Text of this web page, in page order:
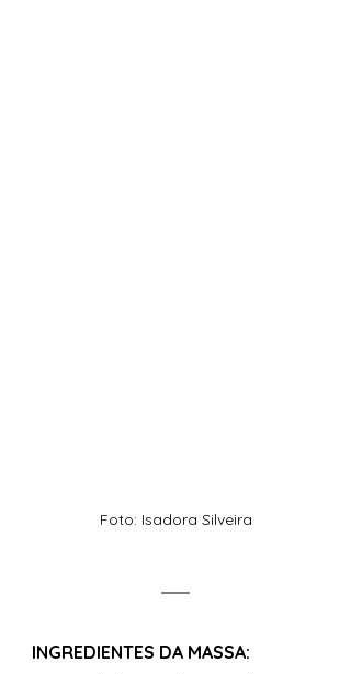
Foto: Isadora Silveira
INGREDIENTES DA MASSA: